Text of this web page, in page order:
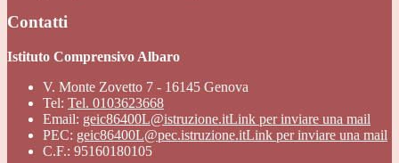
Contatti
Istituto Comprensivo Albaro
V. Monte Zovetto 7 - 16145 Genova
Tel: Tel. 0103623668
Email: geic86400L@istruzione.itLink per inviare una mail
PEC: geic86400L@pec.istruzione.itLink per inviare una mail
C.F.: 95160180105